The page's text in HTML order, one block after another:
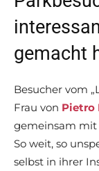
gemacht
Besucher vom
Frau von Pietro
gemeinsam mit
So weit, so
selbst in ihrer